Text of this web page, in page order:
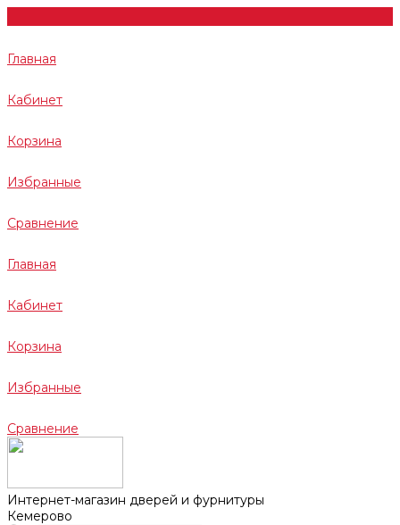
Главная
Кабинет
Корзина
Избранные
Сравнение
Главная
Кабинет
Корзина
Избранные
Сравнение
Интернет-магазин дверей и фурнитуры
Кемерово